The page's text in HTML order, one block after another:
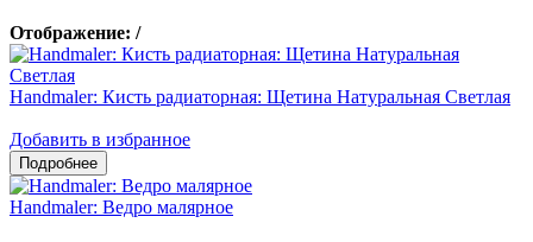
Отображение: /
Handmaler: Кисть радиаторная: Щетина Натуральная Светлая
Добавить в избранное
Handmaler: Ведро малярное